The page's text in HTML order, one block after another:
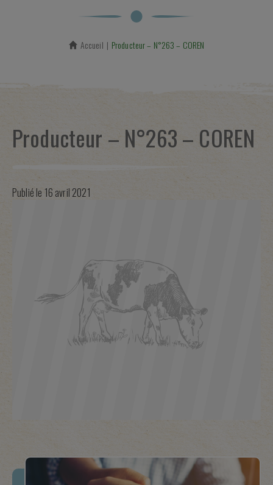
Accueil En cours :
Producteur – N°263 – COREN
Producteur – N°263 – COREN
Publié le 16 avril 2021